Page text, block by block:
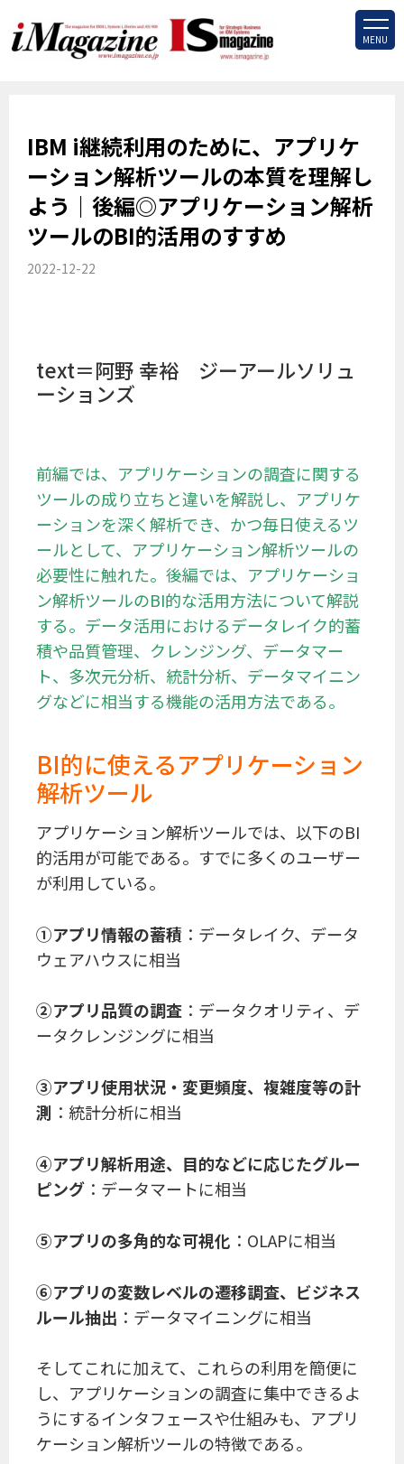
MENU
IBM i継続利用のために、アプリケ
ーション解析ツールの本質を理解し
よう｜後編◎アプリケーション解析
ツールのBI的活用のすすめ
2022-12-22
text＝阿野 幸裕 ジーアールソリュ
ーションズ
前編では、アプリケーションの調査に関する
ツールの成り立ちと違いを解説し、アプリケ
ーションを深く解析でき、かつ毎日使えるツ
ールとして、アプリケーション解析ツールの
必要性に触れた。後編では、アプリケーショ
ン解析ツールのBI的な活用方法について解説
する。データ活用におけるデータレイク的蓄
積や品質管理、クレンジング、データマー
ト、多次元分析、統計分析、データマイニン
グなどに相当する機能の活用方法である。
BI的に使えるアプリケーション
解析ツール
アプリケーション解析ツールでは、以下のBI
的活用が可能である。すでに多くのユーザー
が利用している。
①アプリ情報の蓄積 ：データレイク、データ
ウェアハウスに相当
②アプリ品質の調査 ：データクオリティ、デ
ータクレンジングに相当
③アプリ使用状況・変更頻度、複雑度等の計
測 ：統計分析に相当
④アプリ解析用途、目的などに応じたグルー
ピング ：データマートに相当
⑤アプリの多角的な可視化 ：OLAPに相当
⑥アプリの変数レベルの遷移調査、ビジネス
ルール抽出 ：データマイニングに相当
そしてこれに加えて、これらの利用を簡便に
し、アプリケーションの調査に集中できるよ
うにするインタフェースや仕組みも、アプリ
ケーション解析ツールの特徴である。